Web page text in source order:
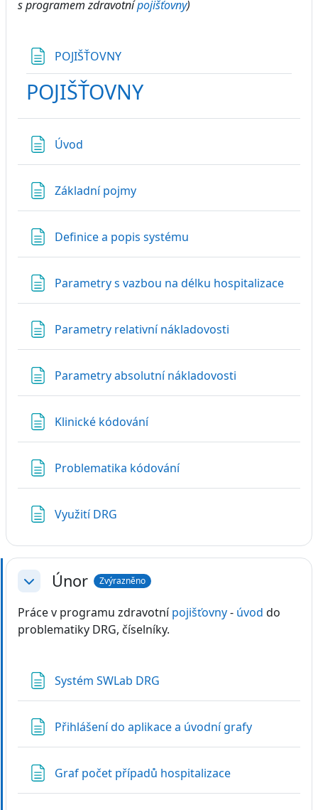
s programem zdravotnípojišťovny)
POJIŠŤOVNYStránka
POJIŠŤOVNY
Úvod
Základní pojmyStránka
Definice a popis systému
Parametry s vazbou na délku hospitalizace
Parametry relativní nákladovosti
Parametry absolutní nákladovosti
Klinické kódováníStránka
Problematika kódováníStránka
Využití DRG
Sbalit Únor Zvýrazněno
Práce v programu zdravotnípojišťovny- úvod do
problematiky DRG, číselníky.
Systém SWLab DRG
Přihlášení do aplikace a úvodní grafyStránka
Graf počet případů hospitalizaceStránka